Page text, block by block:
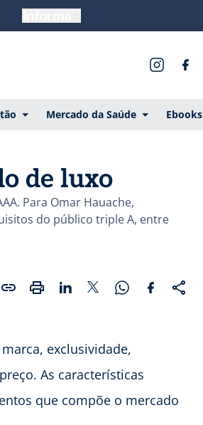
Mercado da Saúde Ebooks
de luxo
Para Omar Hauache,
do público triple A, entre
exclusividade,
As características
que compõe o mercado